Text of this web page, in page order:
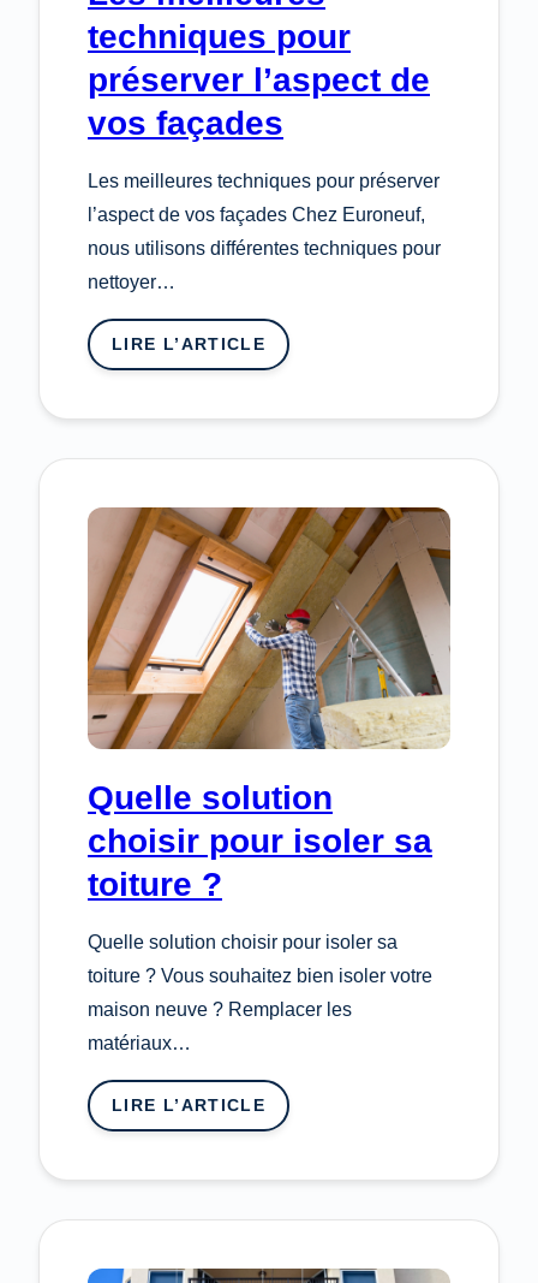
techniques pour
préserver l’aspect de
vos façades
Les meilleures techniques pour préserver
l’aspect de vos façades Chez Euroneuf,
nous utilisons différentes techniques pour
nettoyer…
LIRE L’ARTICLE
:
POUR
L’ASPECT
DE
VOS
FAÇADES
Quelle solution
choisir pour isoler sa
toiture ?
Quelle solution choisir pour isoler sa
toiture ? Vous souhaitez bien isoler votre
maison neuve ? Remplacer les
matériaux…
LIRE L’ARTICLE
:
POUR
SA